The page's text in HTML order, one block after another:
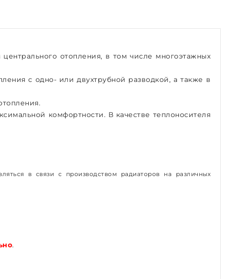
отопления, в том числе многоэтажных
с одно- или двухтрубной разводкой, а также в
комфортности. В качестве теплоносителя
в связи с производством радиаторов на различных
.